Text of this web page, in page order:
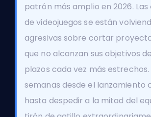
patrón más amplio en 2026.
de videojuegos se están
agresivas sobre cortar
que no alcanzan sus objetivos
plazos cada vez más estrechos.
semanas desde el lanzamiento
hasta despedir a la mitad del